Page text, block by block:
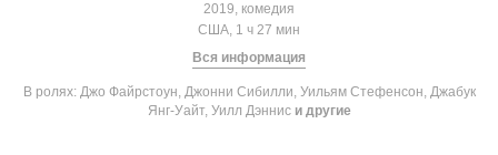
2019, комедия
США, 1 ч 27 мин
Вся информация
В ролях: Джо Файрстоун, Джонни Сибилли, Уильям Стефенсон, Джабук
Янг-Уайт, Уилл Дэннис и другие